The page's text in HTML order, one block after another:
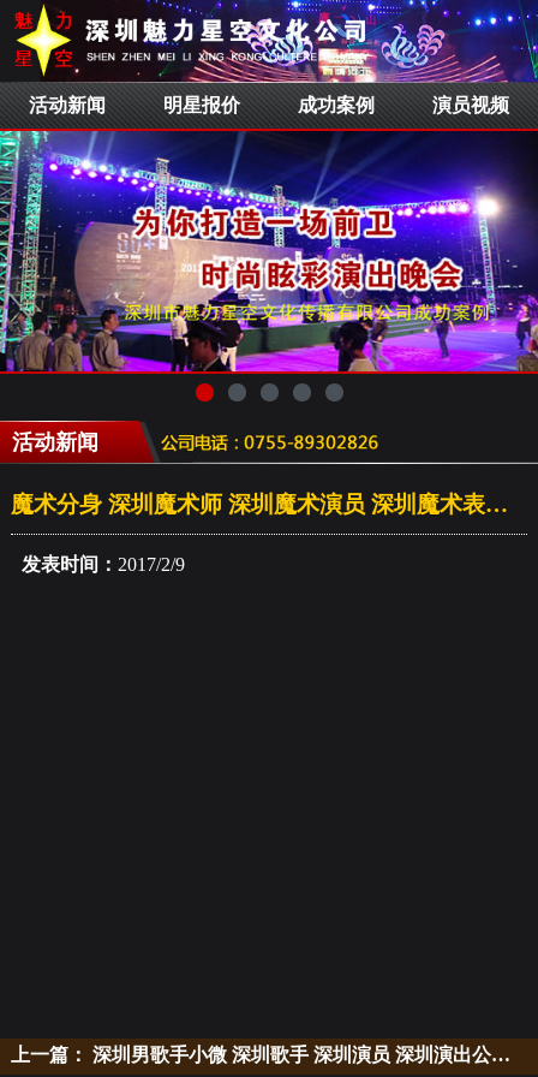
活动新闻 明星报价 成功案例 演员视频
活动新闻
魔术分身 深圳魔术师 深圳魔术演员 深圳魔术表演 魔术公司
发表时间： 2017/2/9
上一篇： 深圳男歌手小微 深圳歌手 深圳演员 深圳演出公司 演出策划公司